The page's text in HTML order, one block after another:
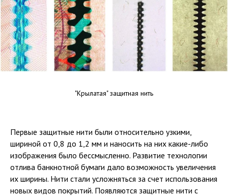
"Крылатая" защитная нить
Первые защитные нити были относительно узкими,
шириной от 0,8 до 1,2 мм и наносить на них какие-либо
изображения было бессмысленно. Развитие технологии
отлива банкнотной бумаги дало возможность увеличения
их ширины. Нити стали усложняться за счет использования
новых видов покрытий. Появляются защитные нити с